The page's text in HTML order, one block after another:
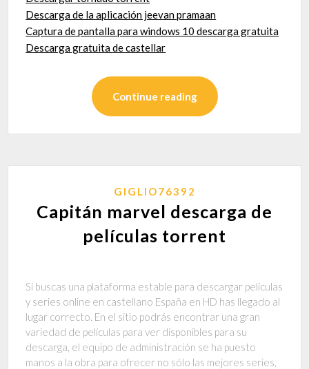
Descarga de la aplicación jeevan pramaan
Captura de pantalla para windows 10 descarga gratuita
Descarga gratuita de castellar
Continue reading
GIGLIO76392
Capitán marvel descarga de
películas torrent
Si buscas una plataforma estable para descargar películas
y series online en castellano España en HD has llegado al
lugar correcto. En el sitio podrás encontrar una gran
variedad de películas para ver disponibles para su
descarga, el equipo de administración se ha puesto
manos a la obra para ofrecer no sólo las mejores series,